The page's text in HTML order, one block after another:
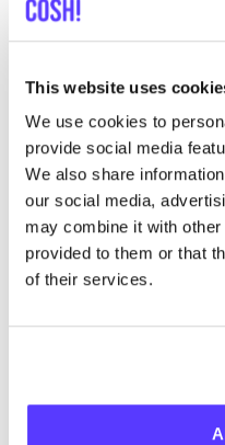
This website uses
We use cookies to
provide social media
We also share
our social media,
may combine it with
provided to them or that
of their services.
Descubra
Zero Defects
Muestra todas las 2 tiendas
ZD Zero Defects